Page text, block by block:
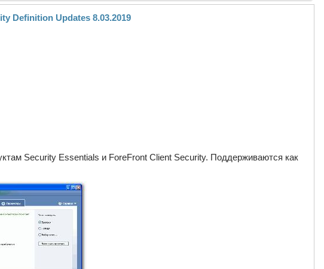
Definition Updates 8.03.2019
Security Essentials и ForeFront Client Security. Поддерживаются как